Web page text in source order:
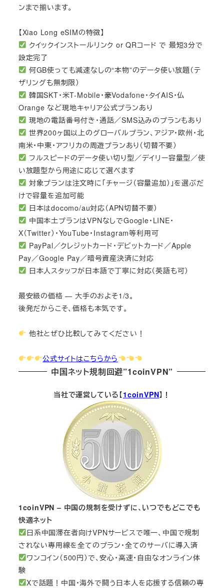
ンまで揃います。
【Xiao Long eSIMの特徴】
クイックインストールリンク or QRコード で 最短3分で
設定完了
何GB使っても減速なしの“本物”のデータ使い放題（テ
ザリングも無制限）
韓国SKT・米T-Mobile・豪Vodafone・タイAIS・仏
Orange など現地キャリア公式プランあり
現地の電話番号付き・通話／SMS込みのプランもあり
世界200ヶ国以上のグローバルプラン、アジア・欧州・北
南米・中東・アフリカの周遊プランあり（切替不要）
フルスピードのデータ使い切り型／デイリー容量型／使
い放題型から用途に応じて選べます
対象プランは注文時に「チャージ（容量追加）」を選ぶだ
けで容量を追加可能
日本はdocomo/au対応（APN切替不要）
中国本土プランはVPNなしでGoogle・LINE・
X（Twitter）・YouTube・Instagram等利用可
PayPal／クレジットカード・デビットカード／Apple
Pay／Google Pay／暗号資産決済に対応
日本人スタッフが日本語で丁寧に対応（英語も可）
最安級の価格 — 大手のおよそ1/3。
後発だからこそ、価格も本気です。
他社とぜひ比較してみてください！
公式サイトはこちらから
中国ネット規制回避”1coinVPN”
当社で運営している【1coinVPN】！
1coinVPN – 中国の規制を受けずに、いつでもどこでも
快適ネット
日系中国滞在者向けVPNサービスで唯一、中国で規制
されない専用線を全てのプラン・全てのサーバに導入済
ワンコイン（500円）で、安心・高速・自由なオンライン体
験
Xで話題！中国・海外で闘う日本人を応援する信頼の専